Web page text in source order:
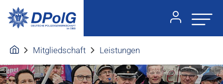
Mitgliedschaft Leistungen
Foto:Foto: Friedhelm Windmüller